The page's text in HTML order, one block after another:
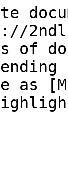
of
as